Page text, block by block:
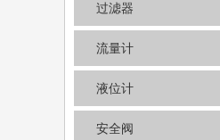
过滤器
流量计
液位计
安全阀